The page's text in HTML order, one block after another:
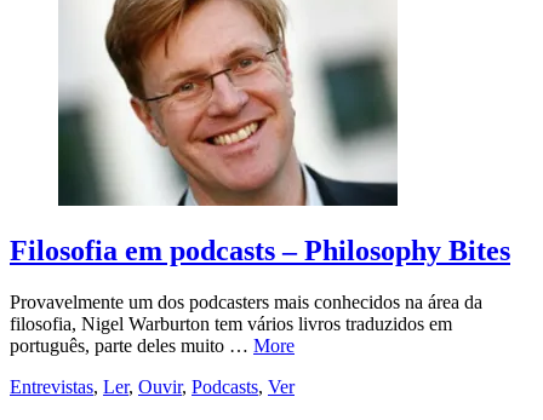
Filosofia em podcasts – Philosophy Bites
Provavelmente um dos podcasters mais conhecidos na área da
filosofia, Nigel Warburton tem vários livros traduzidos em
português, parte deles muito … More
Entrevistas, Ler, Ouvir, Podcasts, Ver